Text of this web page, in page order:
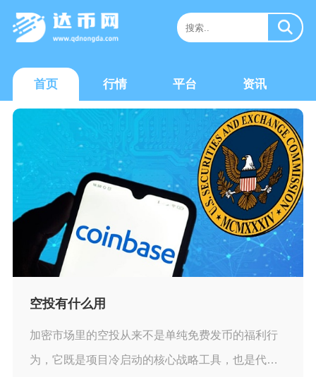
首页 行情 平台 资讯
空投有什么用
加密市场里的空投从来不是单纯免费发币的福利行
为，它既是项目冷启动的核心战略工具，也是代币